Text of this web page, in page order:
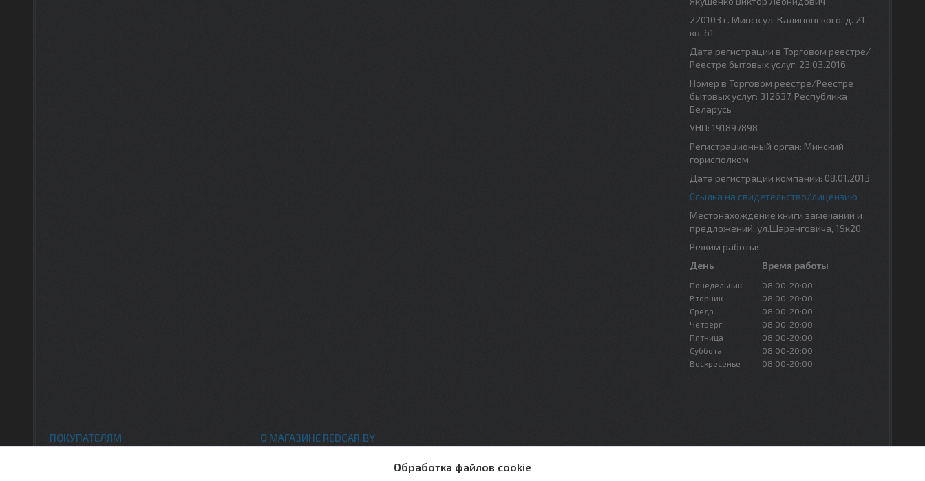
220103 г. Минск ул. Калиновского, д. 21,
кв. 61
Дата регистрации в Торговом реестре/
Реестре бытовых услуг: 23.03.2016
Номер в Торговом реестре/Реестре
бытовых услуг: 312637, Республика
Беларусь
УНП: 191897898
Регистрационный орган: Минский
горисполком
Дата регистрации компании: 08.01.2013
Ссылка на свидетельство/лицензию
Местонахождение книги замечаний и
предложений: ул.Шаранговича, 19к20
Режим работы:
День
Время работы
Понедельник
08:00-20:00
Вторник
08:00-20:00
Среда
08:00-20:00
Четверг
08:00-20:00
Пятница
08:00-20:00
Суббота
08:00-20:00
Воскресенье
08:00-20:00
ПОКУПАТЕЛЯМ О МАГАЗИНЕ REDCAR.BY
Обработка файлов cookie